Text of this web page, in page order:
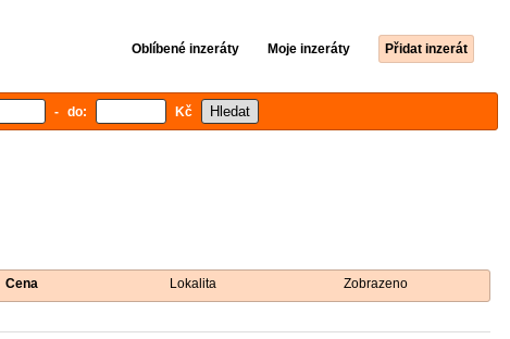
Oblíbené inzeráty Moje inzeráty Přidat inzerát
- do: Kč
Cena Lokalita Zobrazeno